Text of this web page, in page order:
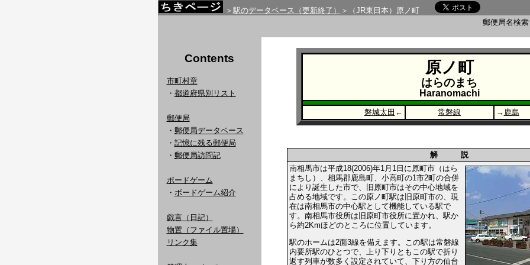
＞ 駅のデータベース（更新終了）
＞（JR東日本）原ノ町
郵便局名検
Contents
市町村章
・ 都道府県別リスト
郵便局
・ 郵便局データベース
・ 記憶に残る郵便局
・ 郵便局訪問記
ボードゲーム
・ ボードゲーム紹介
戯言（日記）
物置（ファイル置場）
リンク集
原ノ町
はらのまち
Haranomachi
磐城太田 ← 常磐線 → 鹿島
解 説
南相馬市は平成18(2006)年1月1日に原町市（はら
まちし）、相馬郡鹿島町、小高町の1市2町の合併
により誕生した市で、旧原町市はその中心地域を
占める地域です。この原ノ町駅は旧原町市の、現
在は南相馬市の中心駅として機能している駅で
す。南相馬市役所は旧原町市役所に置かれ、駅か
ら約2Kmほどのところに位置しています。
駅のホームは2面3線を備えます。この駅は常磐線
内要所駅のひとつで、上り下りともこの駅で折り
返す列車が数多く設定されていて、下り方の仙台